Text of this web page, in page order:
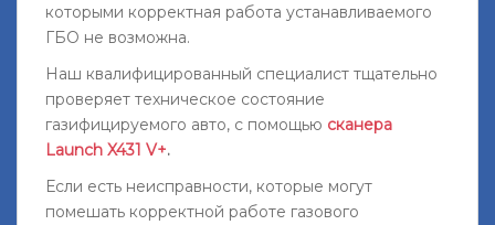
которыми корректная работа устанавливаемого
ГБО не возможна.
Наш квалифицированный специалист тщательно
проверяет техническое состояние
газифицируемого авто, с помощью сканера
Launch X431 V+.
Если есть неисправности, которые могут
помешать корректной работе газового